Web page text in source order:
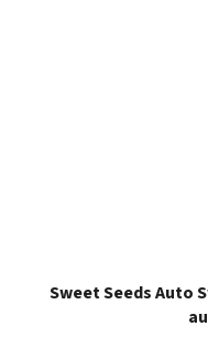
Sweet Seeds Auto